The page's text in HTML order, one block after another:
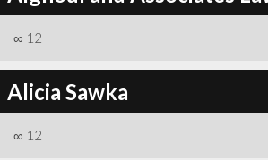
∞ 12
Alicia Sawka
∞ 12